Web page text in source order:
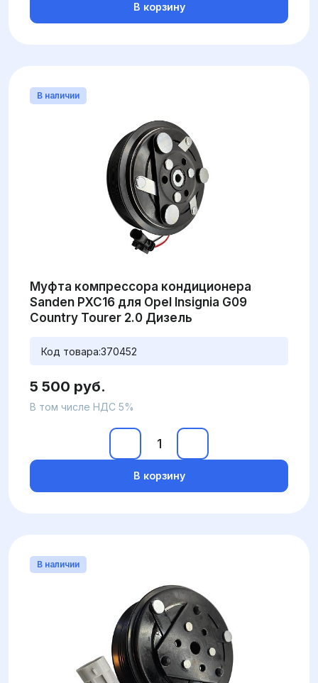
В корзину
В наличии
Муфта компрессора кондиционера
Sanden PXC16 для Opel Insignia G09
Country Tourer 2.0 Дизель
Код товара:370452
5 500 руб.
В том числе НДС 5%
В корзину
В наличии